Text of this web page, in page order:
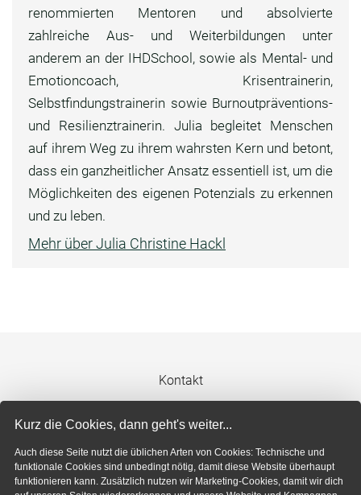
Kurz die Cookies, dann geht's weiter...
Auch diese Seite nutzt die üblichen Arten von Cookies: Technische und
funktionale Cookies sind unbedingt nötig, damit diese Website überhaupt
funktionieren kann. Zusätzlich nutzen wir Marketing-Cookies, damit wir dich
renommierten Mentoren und absolvierte
zahlreiche Aus- und Weiterbildungen unter
anderem an der IHDSchool, sowie als Mental- und
Emotioncoach, Krisentrainerin,
Selbstfindungstrainerin sowie Burnoutpräventions-
und Resilienztrainerin. Julia begleitet Menschen
auf ihrem Weg zu ihrem wahrsten Kern und betont,
dass ein ganzheitlicher Ansatz essentiell ist, um die
Möglichkeiten des eigenen Potenzials zu erkennen
und zu leben.
Mehr über Julia Christine Hackl
Kontakt
Impressum
Datenschutzerklärung